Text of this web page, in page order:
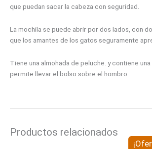
que puedan sacar la cabeza con seguridad.
La mochila se puede abrir por dos lados, con
que los amantes de los gatos seguramente
Tiene una almohada de peluche. y contiene
permite llevar el bolso sobre el hombro.
Productos relacionados